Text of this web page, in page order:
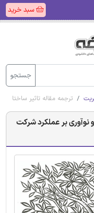
سبد خرید
جستجو
ترجمه مقاله تاثیر ساختار
نوآوری بر عملکرد شرکت